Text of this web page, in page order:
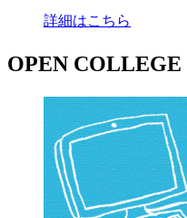
詳細はこちら
OPEN COLLEGE